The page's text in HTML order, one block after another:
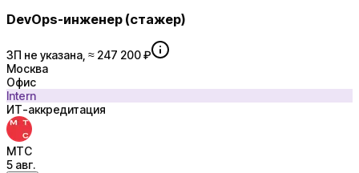
DevOps-инженер (стажер)
ЗП не указана, ≈ 247 200 ₽
Москва
Офис
Intern
ИТ-аккредитация
МТС
5 авг.